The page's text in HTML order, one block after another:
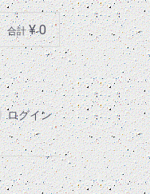
合計¥ 0
ログイン